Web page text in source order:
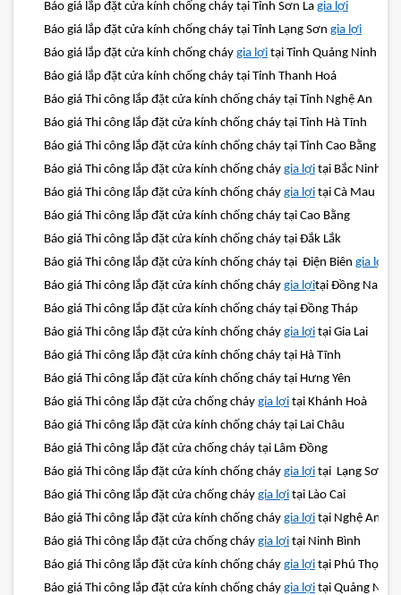
Báo giá lắp đặt cửa kính chống cháy tại Tỉnh Sơn La gia lợi
Báo giá lắp đặt cửa kính chống cháy tại Tỉnh Lạng Sơn gia lợi
Báo giá lắp đặt cửa kính chống cháy gia lợi tại Tỉnh Quảng Ninh
Báo giá lắp đặt cửa kính chống cháy tại Tỉnh Thanh Hoá
Báo giá Thi công lắp đặt cửa kính chống cháy tại Tỉnh Nghệ An
Báo giá Thi công lắp đặt cửa kính chống cháy tại Tỉnh Hà Tĩnh
Báo giá Thi công lắp đặt cửa kính chống cháy tại Tỉnh Cao Bằng
Báo giá Thi công lắp đặt cửa kính chống cháy gia lợi tại Bắc Ninh
Báo giá Thi công lắp đặt cửa kính chống cháy gia lợi tại Cà Mau
Báo giá Thi công lắp đặt cửa kính chống cháy tại Cao Bằng
Báo giá Thi công lắp đặt cửa kính chống cháy tại Đắk Lắk
Báo giá Thi công lắp đặt cửa kính chống cháy tại Điện Biên gia lợi
Báo giá Thi công lắp đặt cửa kính chống cháy gia lợitại Đồng Nai
Báo giá Thi công lắp đặt cửa kính chống cháy tại Đồng Tháp
Báo giá Thi công lắp đặt cửa kính chống cháy gia lợi tại Gia Lai
Báo giá Thi công lắp đặt cửa kính chống cháy tại Hà Tĩnh
Báo giá Thi công lắp đặt cửa kính chống cháy tại Hưng Yên
Báo giá Thi công lắp đặt cửa chống cháy gia lợi tại Khánh Hoà
Báo giá Thi công lắp đặt cửa kính chống cháy tại Lai Châu
Báo giá Thi công lắp đặt cửa chống cháy tại Lâm Đồng
Báo giá Thi công lắp đặt cửa kính chống cháy gia lợi tại Lạng Sơn
Báo giá Thi công lắp đặt cửa chống cháy gia lợi tại Lào Cai
Báo giá Thi công lắp đặt cửa kính chống cháy gia lợi tại Nghệ An
Báo giá Thi công lắp đặt cửa chống cháy gia lợi tại Ninh Bình
Báo giá Thi công lắp đặt cửa kính chống cháy gia lợi tại Phú Thọ
Báo giá Thi công lắp đặt cửa kính chống cháy gia lợi tại Quảng Ngãi